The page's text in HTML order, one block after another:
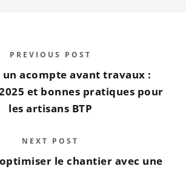
PREVIOUS POST
un acompte avant travaux :
et bonnes pratiques pour
les artisans BTP
NEXT POST
optimiser le chantier avec une